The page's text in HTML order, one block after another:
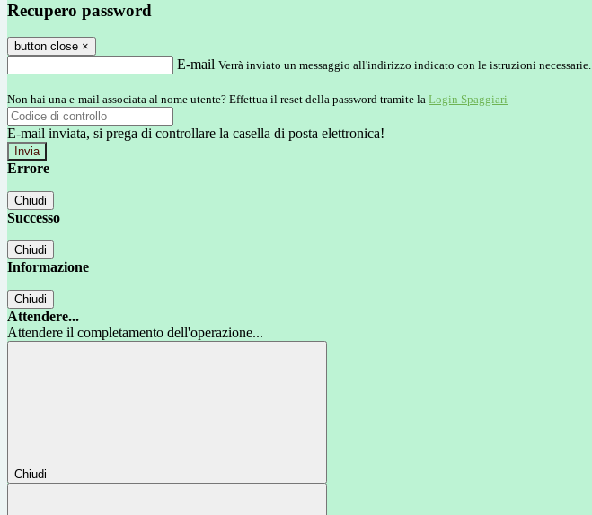
Recupero password
button close ×
E-mail Verrà inviato un messaggio all'indirizzo indicato con le istruzioni necessarie.
Non hai una e-mail associata al nome utente? Effettua il reset della password tramite la Login Spaggiari
E-mail inviata, si prega di controllare la casella di posta elettronica!
Errore
Chiudi
Successo
Chiudi
Informazione
Chiudi
Attendere...
Attendere il completamento dell'operazione...
Chiudi